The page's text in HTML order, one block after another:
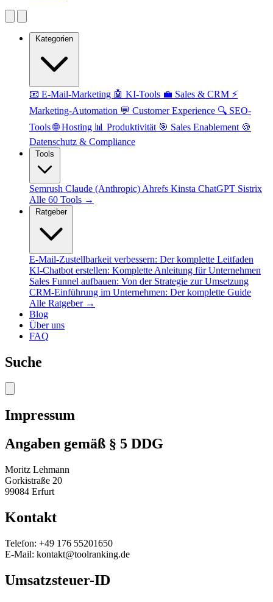
📧 E-Mail-Marketing 🤖 KI-Tools 💼 Sales & CRM ⚡
Marketing-Automation 💬 Customer Experience 🔍 SEO-
Tools🌐 Hosting 📊 Produktivität 🎯 Sales Enablement 🍪
Datenschutz & Compliance
Semrush Claude (Anthropic) Ahrefs Kinsta ChatGPT Sistrix
Alle 60 Tools →
Ratgeber
E-Mail-Zustellbarkeit verbessern: Der komplette Leitfaden
KI-Chatbot erstellen: Komplette Anleitung für Unternehmen
Sales Funnel aufbauen: Von der Strategie zur Umsetzung
CRM-Einführung im Unternehmen: Der komplette Guide
Alle Ratgeber →
Blog
Über uns
FAQ
Suche
Impressum
Angaben gemäß § 5 DDG
Moritz Lehmann
Gorkistraße 20
99084 Erfurt
Kontakt
Telefon: +49 176 55201650
E-Mail: kontakt@toolranking.de
Umsatzsteuer-ID